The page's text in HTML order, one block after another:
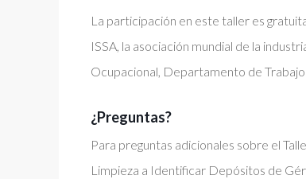
La participación en este taller es
ISSA, la asociación mundial de la
Ocupacional, Departamento de Trabajo
¿Preguntas?
Para preguntas adicionales sobre el
Limpieza a Identificar Depósitos de